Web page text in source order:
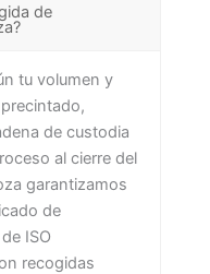
de
tu volumen y
de custodia
al cierre del
garantizamos
de
ISO
recogidas